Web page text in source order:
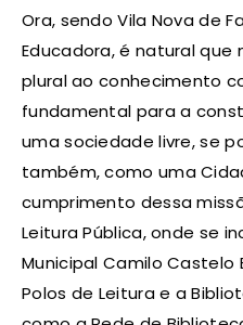
Ora, sendo Vila Nova de
Educadora, é natural que
plural ao conhecimento
fundamental para a
uma sociedade livre, se
também, como uma
cumprimento dessa
Leitura Pública, onde se
Municipal Camilo Castelo
Polos de Leitura e a